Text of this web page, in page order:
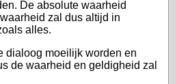
De absolute waarheid
zal dus altijd in
alles.
dialoog moeilijk worden en
de waarheid en geldigheid zal